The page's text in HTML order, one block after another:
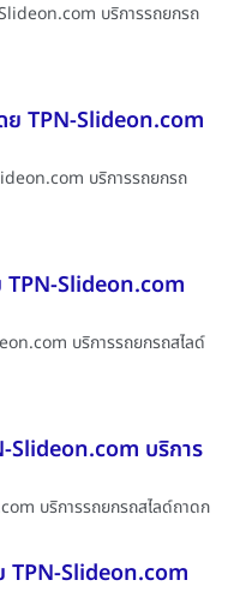
บริการรถยกรถ
ย TPN-Slideon.com
บริการรถยกรถ
TPN-Slideon.com
บริการรถยกรถสไลด์
Slideon.com บริการ
บริการรถยกรถสไลด์ถาดก
TPN-Slideon.com